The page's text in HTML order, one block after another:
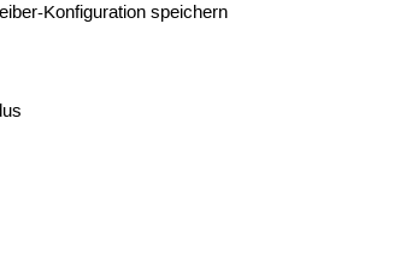
Konfiguration speichern